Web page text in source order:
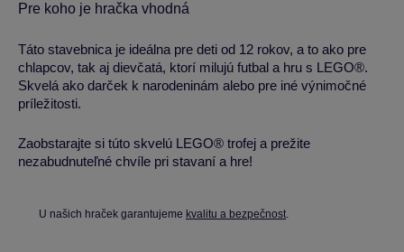
Pre koho je hračka vhodná
Táto stavebnica je ideálna pre deti od 12 rokov, a to ako pre
chlapcov, tak aj dievčatá, ktorí milujú futbal a hru s LEGO®.
Skvelá ako darček k narodeninám alebo pre iné výnimočné
príležitosti.
Zaobstarajte si túto skvelú LEGO® trofej a prežite
nezabudnuteľné chvíle pri stavaní a hre!
U našich hraček garantujeme kvalitu a bezpečnost.